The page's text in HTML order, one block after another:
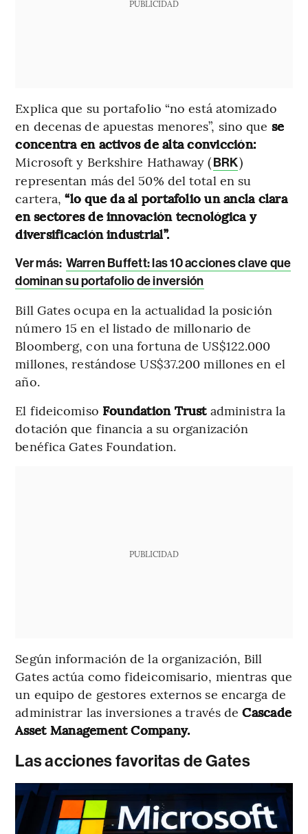
PUBLICIDAD
Explica que su portafolio “no está atomizado
en decenas de apuestas menores”, sino que se
concentra en activos de alta convicción:
Microsoft y Berkshire Hathaway (BRK)
representan más del 50% del total en su
cartera, “lo que da al portafolio un ancla clara
en sectores de innovación tecnológica y
diversificación industrial”.
Ver más: Warren Buffett: las 10 acciones clave que
dominan su portafolio de inversión
Bill Gates ocupa en la actualidad la posición
número 15 en el listado de millonario de
Bloomberg, con una fortuna de US$122.000
millones, restándose US$37.200 millones en el
año.
El fideicomiso Foundation Trust administra la
dotación que financia a su organización
benéfica Gates Foundation.
PUBLICIDAD
Según información de la organización, Bill
Gates actúa como fideicomisario, mientras que
un equipo de gestores externos se encarga de
administrar las inversiones a través deCascade
Asset Management Company.
Las acciones favoritas de Gates